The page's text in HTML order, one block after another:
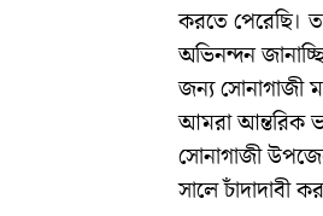
করতে পেরেছি।
অভিনন্দন
জন্য সোনাগাজী
আমরা আন্তরিক
সোনাগাজী
সালে চাঁদাদাবী